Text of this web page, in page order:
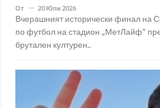
От 20 Юли 2026
Вчерашният исторически финал на
по футбол на стадион „МетЛайф“
брутален културен..